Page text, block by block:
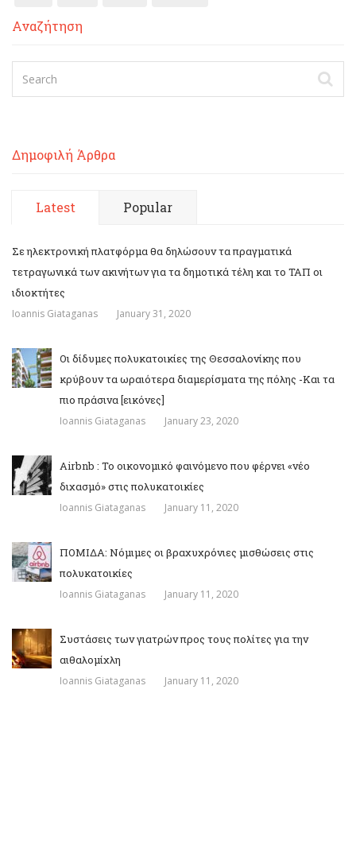
Αναζήτηση
Δημοφιλή Άρθρα
Latest Popular
Σε ηλεκτρονική πλατφόρμα θα δηλώσουν τα πραγματικά
τετραγωνικά των ακινήτων για τα δημοτικά τέλη και το ΤΑΠ οι
ιδιοκτήτες
Ioannis Giataganas January 31, 2020
Οι δίδυμες πολυκατοικίες της Θεσσαλονίκης που
κρύβουν τα ωραιότερα διαμερίσματα της πόλης -Και τα
πιο πράσινα [εικόνες]
Ioannis Giataganas January 23, 2020
Airbnb : Το οικονομικό φαινόμενο που φέρνει «νέο
διχασμό» στις πολυκατοικίες
Ioannis Giataganas January 11, 2020
ΠΟΜΙΔΑ: Νόμιμες οι βραχυχρόνιες μισθώσεις στις
πολυκατοικίες
Ioannis Giataganas January 11, 2020
Συστάσεις των γιατρών προς τους πολίτες για την
αιθαλομίχλη
Ioannis Giataganas January 11, 2020